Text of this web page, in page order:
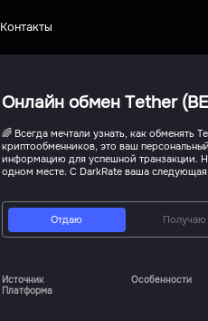
Контакты
Онлайн обмен Tether
🌈 Всегда мечтали узнать, как обменять
криптообменников, это ваш
информацию для успешной транзакции.
одном месте. С DarkRate ваша
Отдаю Получаю
Источник
Платформа
Особенности